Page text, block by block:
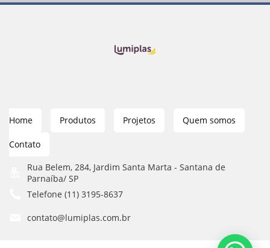
Home Produtos Projetos Quem somos
Contato
Rua Belem, 284, Jardim Santa Marta - Santana de
Parnaíba/ SP
Telefone (11) 3195-8637
contato@lumiplas.com.br